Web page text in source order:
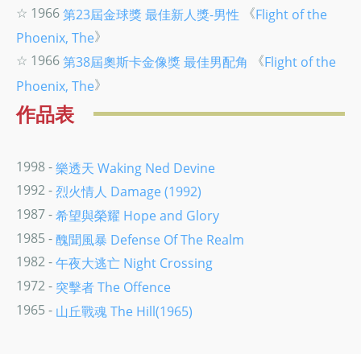
☆ 1966第23屆金球獎最佳新人獎-男性 《Flight of the
Phoenix, The》
☆ 1966第38屆奧斯卡金像獎最佳男配角 《Flight of the
Phoenix, The》
作品表
1998 -樂透天 Waking Ned Devine
1992 -烈火情人 Damage (1992)
1987 -希望與榮耀 Hope and Glory
1985 -醜聞風暴 Defense Of The Realm
1982 -午夜大逃亡 Night Crossing
1972 - 突擊者 The Offence
1965 - 山丘戰魂 The Hill(1965)